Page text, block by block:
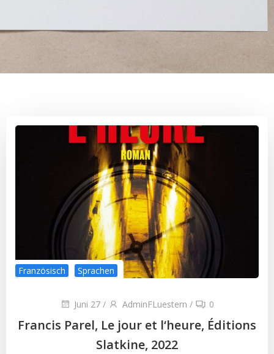
Französisch Sprachen
Juni 27 / AdminFLuestern / 0
Francis Parel, Le jour et l‘heure, Éditions
Slatkine, 2022